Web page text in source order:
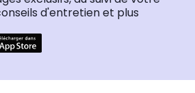
d'entretien et plus